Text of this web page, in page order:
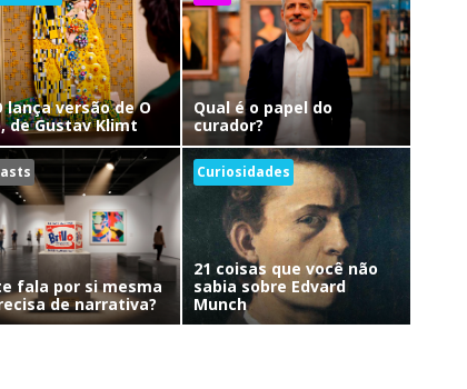
lança versão de O
de Gustav Klimt
Qual é o papel do
curador?
fala por si mesma
de narrativa?
Curiosidades
21 coisas que você não
sabia sobre Edvard
Munch